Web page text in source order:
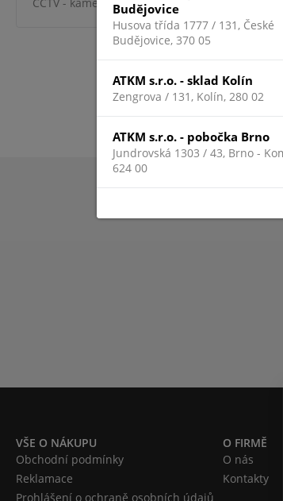
VŠE O NÁKUPU
Obchodní podmínky
Reklamace
Prohlášení o ochraně osobních údajů
O FIRMĚ
O nás
Kontakty
Budějovice
Husova třída 1777 / 131, České
Budějovice, 370 05
ATKM s.r.o. - sklad Kolín
Zengrova / 131, Kolín, 280 02
ATKM s.r.o. - pobočka Brno
Jundrovská 1303 / 43, Brno -
624 00